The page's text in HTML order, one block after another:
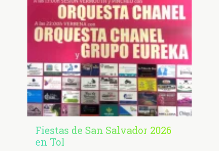
Fiestas de San Salvador 2026
en Tol